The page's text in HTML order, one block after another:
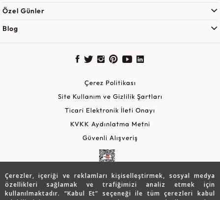
Çerezler, içeriği ve reklamları kişiselleştirmek, sosyal medya
özellikleri sağlamak ve trafiğimizi analiz etmek için
kullanılmaktadır. “Kabul Et” seçeneği ile tüm çerezleri kabul
Özel Günler
Blog
Çerez Politikası
Site Kullanım ve Gizlilik Şartları
Ticari Elektronik İleti Onayı
KVKK Aydınlatma Metni
Güvenli Alışveriş